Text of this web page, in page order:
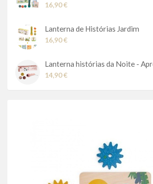
16,90 €
Lanterna de Histórias Jardim
16,90 €
Lanterna histórias da Noite -
14,90 €